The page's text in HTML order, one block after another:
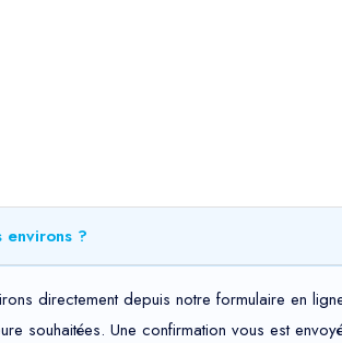
?
directement depuis notre formulaire en
souhaitées. Une confirmation vous est